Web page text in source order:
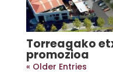
Torreagako
promozioa
« Older Entries